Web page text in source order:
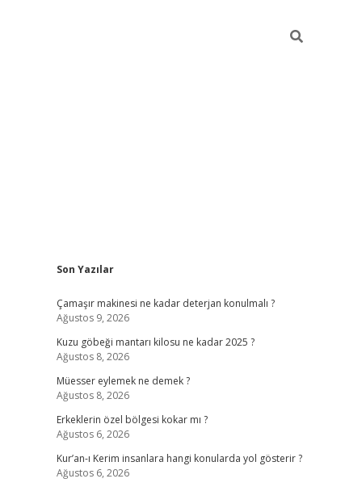
Sidebar
Son Yazılar
Çamaşır makinesi ne kadar deterjan konulmalı ?
Ağustos 9, 2026
Kuzu göbeği mantarı kilosu ne kadar 2025 ?
Ağustos 8, 2026
Müesser eylemek ne demek ?
Ağustos 8, 2026
Erkeklerin özel bölgesi kokar mı ?
Ağustos 6, 2026
Kur’an-ı Kerim insanlara hangi konularda yol gösterir ?
Ağustos 6, 2026